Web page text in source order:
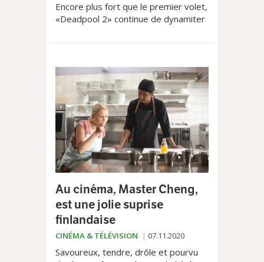
Encore plus fort que le premier volet,
«Deadpool 2» continue de dynamiter
générique: «encore!».
Au cinéma, Master Cheng,
est une jolie suprise
finlandaise
CINÉMA & TÉLÉVISION 07.11.2020
Savoureux, tendre, drôle et pourvu